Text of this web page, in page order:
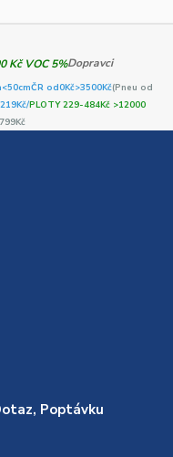
Dopravci
ČR od0Kč>3500Kč(Pneu od
PLOTY 229-484Kč >12000
Poptávku